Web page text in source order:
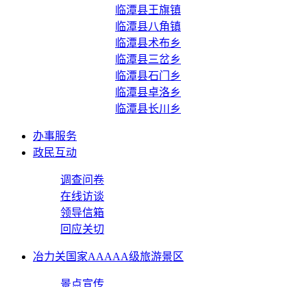
临潭县王旗镇
临潭县八角镇
临潭县术布乡
临潭县三岔乡
临潭县石门乡
临潭县卓洛乡
临潭县长川乡
办事服务
政民互动
调查问卷
在线访谈
领导信箱
回应关切
冶力关国家AAAAA级旅游景区
景点宣传